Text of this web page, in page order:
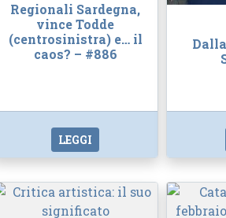
Regionali Sardegna,
vince Todde
(centrosinistra) e… il
caos? – #886
LEGGI